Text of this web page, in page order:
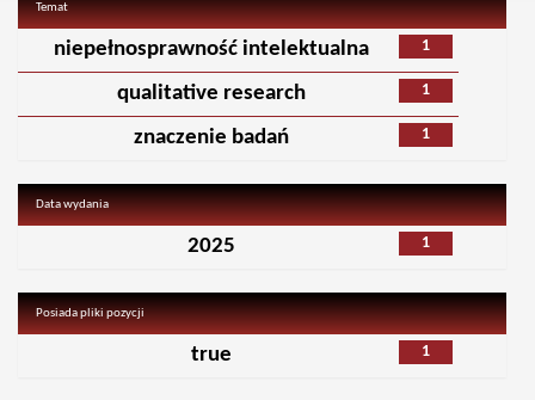
Temat
1
niepełnosprawność intelektualna
1
qualitative research
1
znaczenie badań
Data wydania
1
2025
Posiada pliki pozycji
1
true